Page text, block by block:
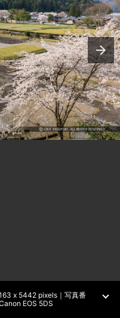
x 5442 pixels｜写真番
EOS 5DS